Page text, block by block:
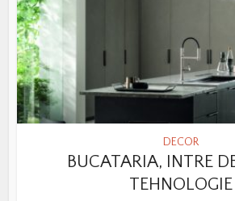
DECOR
BUCATARIA, INTRE
TEHNOLOGIE